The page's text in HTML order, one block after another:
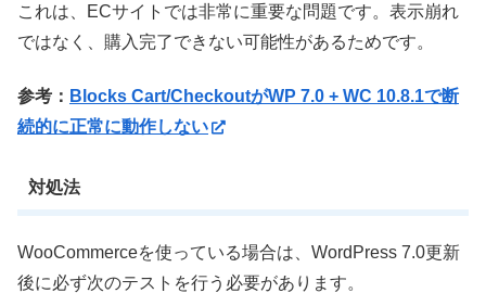
これは、ECサイトでは非常に重要な問題です。表示崩れ
ではなく、購入完了できない可能性があるためです。
参考： Blocks Cart/CheckoutがWP 7.0 + WC 10.8.1で断
続的に正常に動作しない
対処法
WooCommerceを使っている場合は、WordPress 7.0更新
後に必ず次のテストを行う必要があります。